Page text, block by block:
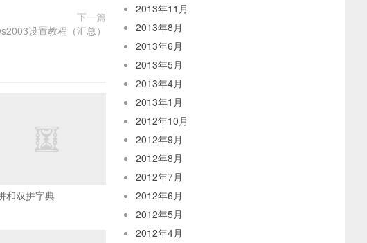
下一篇
设置教程（汇总）
和双拼字典
2013年11月
2013年8月
2013年6月
2013年5月
2013年4月
2013年1月
2012年10月
2012年9月
2012年8月
2012年7月
2012年6月
2012年5月
2012年4月